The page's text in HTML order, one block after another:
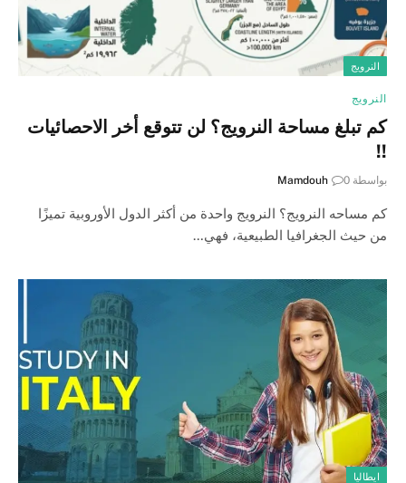
النرويج
النرويج
كم تبلغ مساحة النرويج؟ لن تتوقع أخر الاحصائيات
!!
بواسطة Mamdouh 0
كم مساحه النرويج؟ النرويج واحدة من أكثر الدول الأوروبية تميزًا
من حيث الجغرافيا الطبيعية، فهي…
ايطاليا